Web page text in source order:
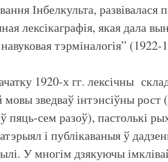
Інбелкульта, развівалася
лексікаграфія, якая дала
тэрміналогія”
1920-х гг. лексічны
мовы зведваў інтэнсіўны
пяць-сем разоў), пастолькі
і публікаваныя ў
У многім дзякуючы